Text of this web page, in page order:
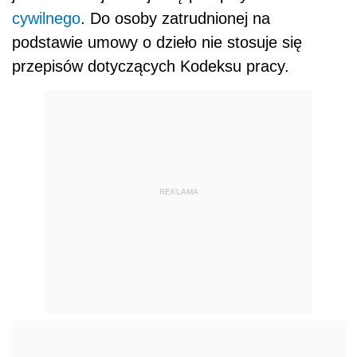
cywilnego. Do osoby zatrudnionej na
podstawie umowy o dzieło nie stosuje się
przepisów dotyczących Kodeksu pracy.
REKLAMA